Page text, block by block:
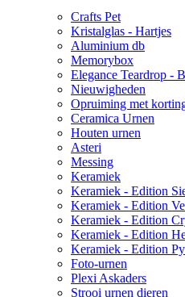
Crafts Pet
Kristalglas - Hartjes
Aluminium db
Memorybox
Elegance Teardrop -
Nieuwigheden
Opruiming met
Ceramica Urnen
Houten urnen
Asteri
Messing
Keramiek
Keramiek - Edition
Keramiek - Edition
Keramiek - Edition
Keramiek - Edition
Keramiek - Edition
Foto-urnen
Plexi Askaders
Strooi urnen dieren